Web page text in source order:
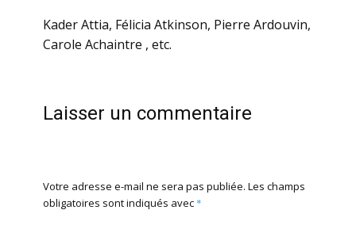
Kader Attia, Félicia Atkinson, Pierre Ardouvin,
Carole Achaintre , etc.
Laisser un commentaire
Votre adresse e-mail ne sera pas publiée. Les champs
obligatoires sont indiqués avec *